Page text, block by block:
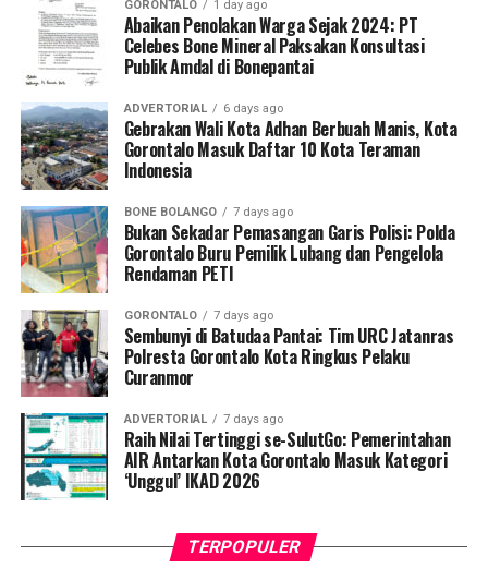
kualitas rasa yang terjamin. Kondisi ini berbanding
terbalik dengan beberapa temuan foto menu uji coba
MBG di lapangan yang kerap dinilai terlalu minimalis
oleh publik.
Kritik bernada satire pun tak terbendung. Publik dibuat
keheranan mengapa pihak swasta bisa menekan biaya
produksi serendah mungkin dengan output hidangan
yang layak, sementara program raksasa dengan dana
triliunan justru kerap kedapatan menyajikan menu yang
mengundang tanda tanya.
Salah satu komentar warganet yang memantik banyak
persetujuan bahkan secara blak-blakan menyentil pihak
penyelenggara.
“Menu Superindo Rp14.900 lebih enak dari MBG.
Harusnya Superindo saja yang buka (katering) Makan
Bergizi Gratis,” tulis salah satu netizen yang
unggahannya viral melintasi berbagai platform media
GORONTALO 1 day ago
Abaikan Penolakan Warga Sejak 2024: PT
Celebes Bone Mineral Paksakan Konsultasi
Publik Amdal di Bonepantai
ADVERTORIAL 6 days ago
Gebrakan Wali Kota Adhan Berbuah Manis, Kota
Gorontalo Masuk Daftar 10 Kota Teraman
Indonesia
BONE BOLANGO 7 days ago
Bukan Sekadar Pemasangan Garis Polisi: Polda
Gorontalo Buru Pemilik Lubang dan Pengelola
Rendaman PETI
GORONTALO 7 days ago
Sembunyi di Batudaa Pantai: Tim URC Jatanras
Polresta Gorontalo Kota Ringkus Pelaku
Curanmor
ADVERTORIAL 7 days ago
Raih Nilai Tertinggi se-SulutGo: Pemerintahan
AIR Antarkan Kota Gorontalo Masuk Kategori
‘Unggul’ IKAD 2026
TERPOPULER